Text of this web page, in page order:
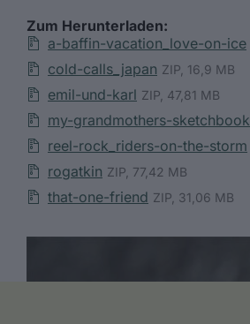
Zum Herunterladen:
a-baffin-vacation_love-on-ice
cold-calls_japan ZIP, 16,9 MB
emil-und-karl ZIP, 47,81 MB
my-grandmothers-sketchbook
reel-rock_riders-on-the-storm
rogatkin ZIP, 77,42 MB
that-one-friend ZIP, 31,06 MB